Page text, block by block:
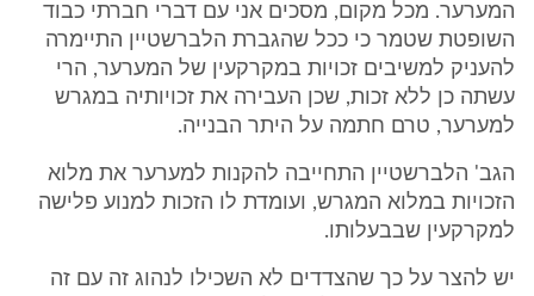
המערער. מכל מקום, מסכים אני עם דברי חברתי כבוד
השופטת שטמר כי ככל שהגברת הלברשטיין התיימרה
להעניק למשיבים זכויות במקרקעין של המערער, הרי
עשתה כן ללא זכות, שכן העבירה את זכויותיה במגרש
למערער, טרם חתמה על היתר הבנייה.
הגב' הלברשטיין התחייבה להקנות למערער את מלוא
הזכויות במלוא המגרש, ועומדת לו הזכות למנוע פלישה
למקרקעין שבבעלותו.
יש להצר על כך שהצדדים לא השכילו לנהוג זה עם זה